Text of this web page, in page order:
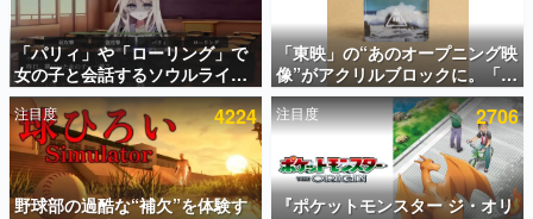
アプリセール情報
インタビュー
連載・特集一覧
殿堂入り記事
SNS拡散数が数千以上！ ページビュー数万以上！ などな
ど。多くの人々に読まれた、電ファミ渾身の“殿堂入り”記
「パリィ」や「ローリング」で
女の子と会話するソウルライク
恋愛ゲーム『小早川さんはソウ
ルライク』無料公開。返事に失
敗すると「YOU DIED」
「東映」の“あのオープニング映
像”がアクリルブロックに。「東
映ヒストリカル グッズコレクシ
ョン」が8月下旬より発売
注目度 4224
野球部の過酷な“補欠”を体験す
注目度 2706
『ポケットモンスター ジ・オリ